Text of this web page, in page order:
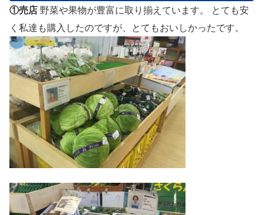
①売店 野菜や果物が豊富に取り揃えています。 とても安
く私達も購入したのですが、とてもおいしかったです。